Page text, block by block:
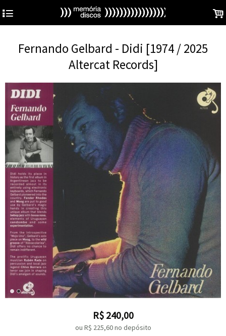
4 .
Fernando Gelbard - Didi [1974 / 2025
Altercat Records]
R$ 240,00
ou R$ 225,60no depósito